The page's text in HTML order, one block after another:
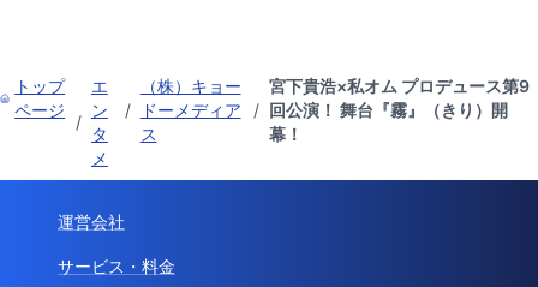
トップ
ページ
/
エ
ン
タ
メ
/
（株）キョー
ドーメディア
ス
/
宮下貴浩×私オム プロデュース第9
回公演！ 舞台『霧』（きり）開
幕！
運営会社
サービス・料金